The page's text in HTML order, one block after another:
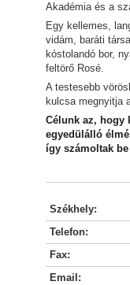
Akadémia és a
Egy kellemes,
vidám, baráti
kóstolandó bor,
feltörő Rosé.
A testesebb
kulcsa megnyitja
Célunk az, hogy
egyedülálló
így számoltak
Székhely:
Telefon:
Fax:
Email: